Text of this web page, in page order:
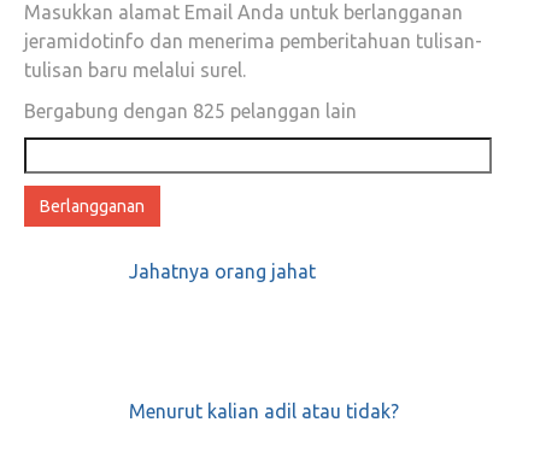
Masukkan alamat Email Anda untuk berlangganan
jeramidotinfo dan menerima pemberitahuan tulisan-
tulisan baru melalui surel.
Bergabung dengan 825 pelanggan lain
email
Jahatnya orang jahat
Menurut kalian adil atau tidak?